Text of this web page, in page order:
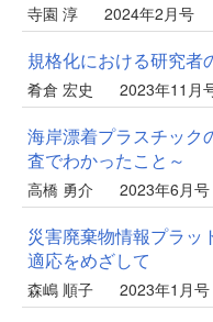
寺園 淳 2024年2月号
規格化における研究者
肴倉 宏史 2023年11月
海岸漂着プラスチッ
査でわかったこと～
高橋 勇介 2023年6月号
災害廃棄物情報プラッ
適応をめざして
森嶋 順子 2023年1月号